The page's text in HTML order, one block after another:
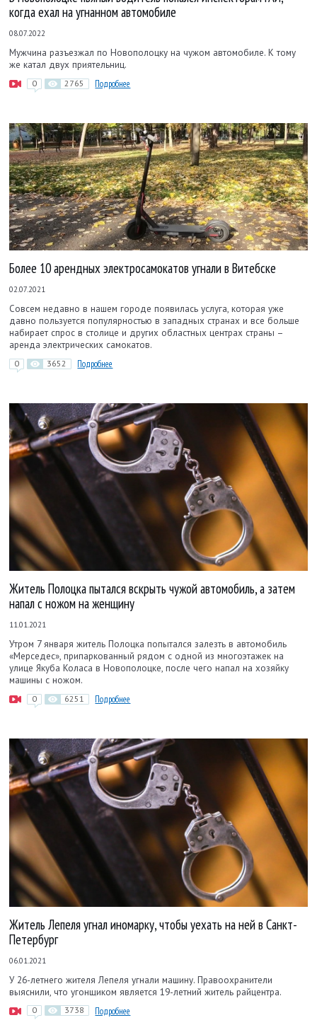
когда ехал на угнанном автомобиле
08.07.2022
Мужчина разъезжал по Новополоцку на чужом автомобиле. К тому
же катал двух приятельниц.
0 2765 Подробнее
Более 10 арендных электросамокатов угнали в Витебске
02.07.2021
Совсем недавно в нашем городе появилась услуга, которая уже
давно пользуется популярностью в западных странах и все больше
набирает спрос в столице и других областных центрах страны –
аренда электрических самокатов.
0 3652 Подробнее
Житель Полоцка пытался вскрыть чужой автомобиль, а затем
напал с ножом на женщину
11.01.2021
Утром 7 января житель Полоцка попытался залезть в автомобиль
«Мерседес», припаркованный рядом с одной из многоэтажек на
улице Якуба Коласа в Новополоцке, после чего напал на хозяйку
машины с ножом.
0 6251 Подробнее
Житель Лепеля угнал иномарку, чтобы уехать на ней в Санкт-
Петербург
06.01.2021
У 26-летнего жителя Лепеля угнали машину. Правоохранители
выяснили, что угонщиком является 19-летний житель райцентра.
0 3738 Подробнее